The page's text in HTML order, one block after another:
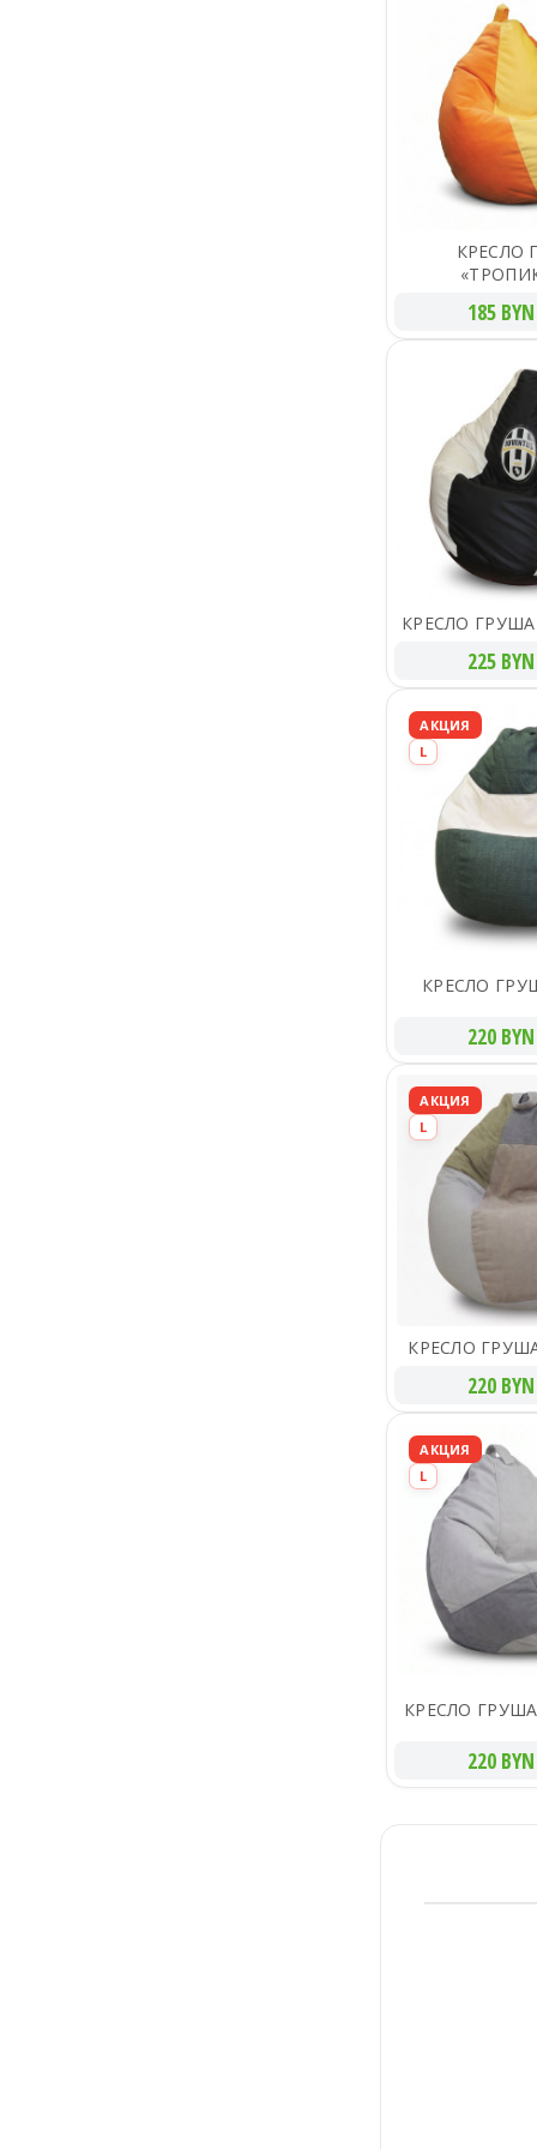
КРЕСЛО
185 BYN
КРЕСЛО
225 BYN
АКЦИЯ
L
КРЕСЛО
220 BYN
АКЦИЯ
L
КРЕСЛО
220 BYN
АКЦИЯ
L
КРЕСЛО
220 BYN